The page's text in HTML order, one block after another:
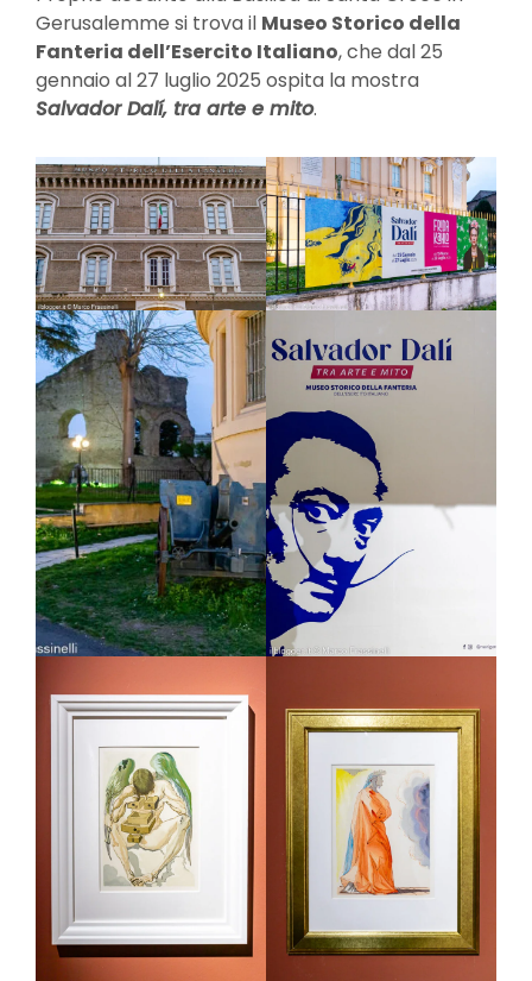
Gerusalemme si trova il Museo Storico della
Fanteria dell’Esercito Italiano, che dal 25
gennaio al 27 luglio 2025 ospita la mostra
Salvador Dalí, tra arte e mito.